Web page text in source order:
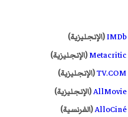
IMDb(الإنجليزية)
Metacritic(الإنجليزية)
TV.COM(الإنجليزية)
AllMovie(الإنجليزية)
AlloCiné(الفرنسية)